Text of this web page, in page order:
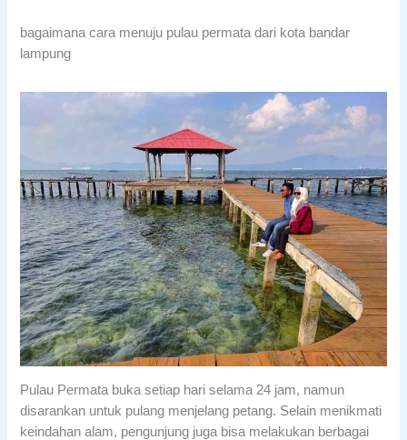
bagaimana cara menuju pulau permata dari kota bandar
lampung
Pulau Permata buka setiap hari selama 24 jam, namun
disarankan untuk pulang menjelang petang. Selain menikmati
keindahan alam, pengunjung juga bisa melakukan berbagai